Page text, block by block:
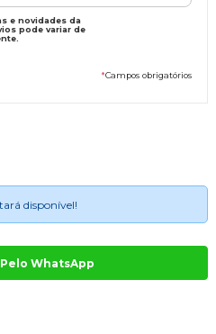
e novidades da
pode variar de
*Campos obrigatórios
disponível!
WhatsApp